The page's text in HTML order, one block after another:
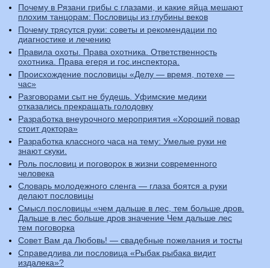
Почему в Рязани грибы с глазами, и какие яйца мешают
плохим танцорам: Пословицы из глубины веков
Почему трясутся руки: советы и рекомендации по
диагностике и лечению
Правила охоты. Права охотника. Ответственность
охотника. Права егеря и гос.инспектора.
Происхождение пословицы «Делу — время, потехе —
час»
Разговорами сыт не будешь. Уфимские медики
отказались прекращать голодовку
Разработка внеурочного мероприятия «Хороший повар
стоит доктора»
Разработка классного часа на тему: Умелые руки не
знают скуки.
Роль пословиц и поговорок в жизни современного
человека
Словарь молодежного сленга — глаза боятся а руки
делают пословицы
Смысл пословицы «чем дальше в лес, тем больше дров.
Дальше в лес больше дров значение Чем дальше лес
тем поговорка
Совет Вам да Любовь! — свадебные пожелания и тосты
Справедлива ли пословица «Рыбак рыбака видит
издалека»?